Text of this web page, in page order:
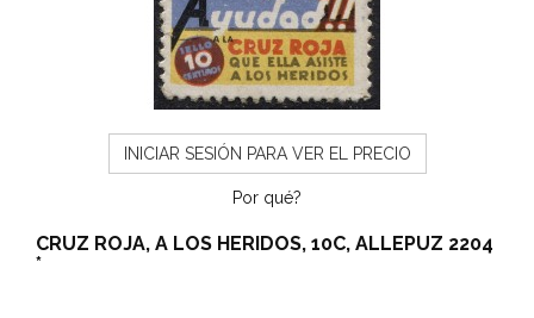
INICIAR SESIÓN PARA VER EL PRECIO
Por qué?
CRUZ ROJA, A LOS HERIDOS, 10C, ALLEPUZ 2204
*